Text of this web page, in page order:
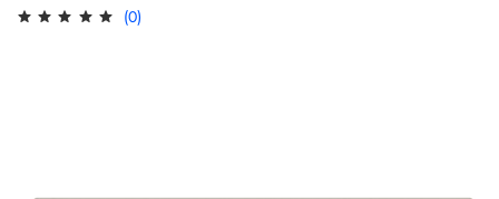
(0)